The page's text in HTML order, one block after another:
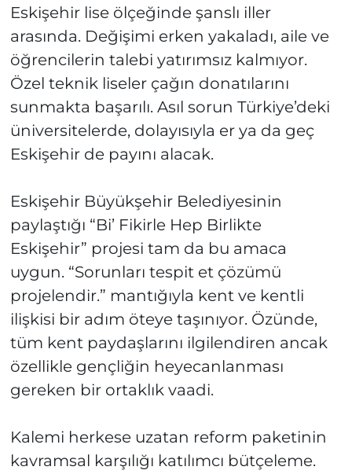
Eskişehir lise ölçeğinde şanslı iller
arasında. Değişimi erken yakaladı, aile ve
öğrencilerin talebi yatırımsız kalmıyor.
Özel teknik liseler çağın donatılarını
sunmakta başarılı. Asıl sorun Türkiye’deki
üniversitelerde, dolayısıyla er ya da geç
Eskişehir de payını alacak.
Eskişehir Büyükşehir Belediyesinin
paylaştığı “Bi’ Fikirle Hep Birlikte
Eskişehir” projesi tam da bu amaca
uygun. “Sorunları tespit et çözümü
projelendir.” mantığıyla kent ve kentli
ilişkisi bir adım öteye taşınıyor. Özünde,
tüm kent paydaşlarını ilgilendiren ancak
özellikle gençliğin heyecanlanması
gereken bir ortaklık vaadi.
Kalemi herkese uzatan reform paketinin
kavramsal karşılığı katılımcı bütçeleme.